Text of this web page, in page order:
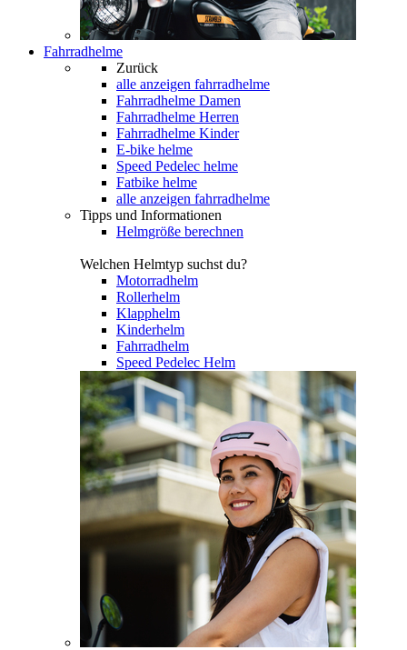
Fahrradhelme
Zurück
alle anzeigen fahrradhelme
Fahrradhelme Damen
Fahrradhelme Herren
Fahrradhelme Kinder
E-bike helme
Speed Pedelec helme
Fatbike helme
alle anzeigen fahrradhelme
Tipps und Informationen
Helmgröße berechnen
Welchen Helmtyp suchst du?
Motorradhelm
Rollerhelm
Klapphelm
Kinderhelm
Fahrradhelm
Speed Pedelec Helm